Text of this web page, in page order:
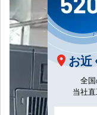
お近
全
当社